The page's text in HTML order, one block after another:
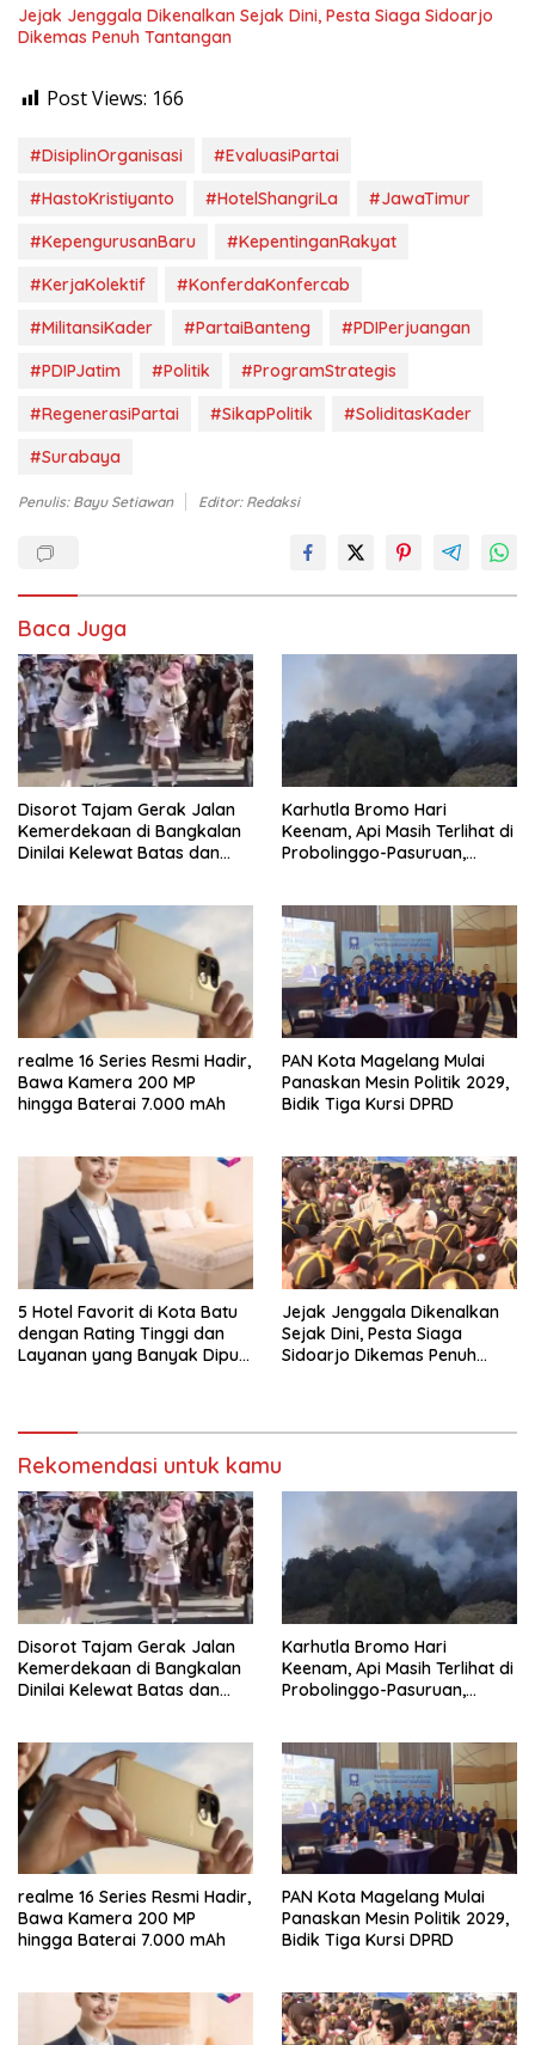
Jejak Jenggala Dikenalkan Sejak Dini, Pesta Siaga Sidoarjo
Dikemas Penuh Tantangan
Post Views: 166
#DisiplinOrganisasi
#EvaluasiPartai
#HastoKristiyanto
#HotelShangriLa
#JawaTimur
#KepengurusanBaru
#KepentinganRakyat
#KerjaKolektif
#KonferdaKonfercab
#MilitansiKader
#PartaiBanteng
#PDIPerjuangan
#PDIPJatim
#Politik
#ProgramStrategis
#RegenerasiPartai
#SikapPolitik
#SoliditasKader
#Surabaya
Penulis: Bayu Setiawan Editor: Redaksi
Baca Juga
Disorot Tajam Gerak Jalan
Kemerdekaan di Bangkalan
Dinilai Kelewat Batas dan
Karhutla Bromo Hari
Keenam, Api Masih Terlihat di
Probolinggo-Pasuruan,
realme 16 Series Resmi Hadir,
Bawa Kamera 200 MP
hingga Baterai 7.000 mAh
PAN Kota Magelang Mulai
Panaskan Mesin Politik 2029,
Bidik Tiga Kursi DPRD
5 Hotel Favorit di Kota Batu
dengan Rating Tinggi dan
Layanan yang Banyak Dipuji
Jejak Jenggala Dikenalkan
Sejak Dini, Pesta Siaga
Sidoarjo Dikemas Penuh
Rekomendasi untuk kamu
Disorot Tajam Gerak Jalan
Kemerdekaan di Bangkalan
Dinilai Kelewat Batas dan
Karhutla Bromo Hari
Keenam, Api Masih Terlihat di
Probolinggo-Pasuruan,
realme 16 Series Resmi Hadir,
Bawa Kamera 200 MP
hingga Baterai 7.000 mAh
PAN Kota Magelang Mulai
Panaskan Mesin Politik 2029,
Bidik Tiga Kursi DPRD